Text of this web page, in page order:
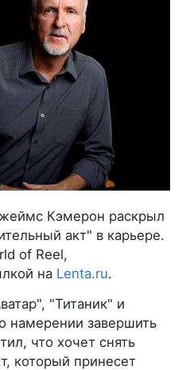
Кэмерон раскрыл
акт" в карьере.
of Reel,
на Lenta.ru.
"Титаник" и
намерении завершить
что хочет снять
который принесет